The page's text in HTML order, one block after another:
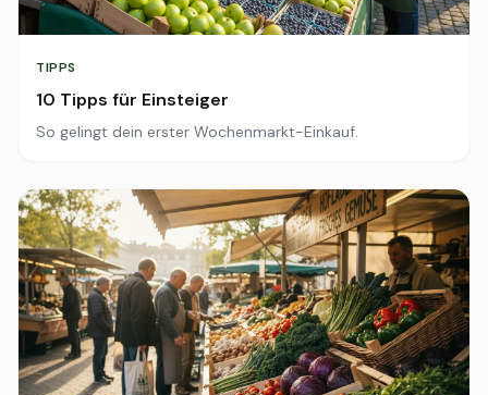
TIPPS
10 Tipps für Einsteiger
So gelingt dein erster Wochenmarkt-Einkauf.